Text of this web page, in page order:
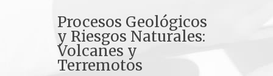
Procesos Geológicos
y Riesgos Naturales:
Volcanes y
Terremotos